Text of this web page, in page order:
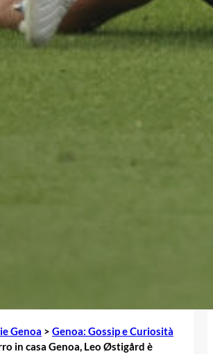
Genoa > Genoa: Gossip e Curiosità
in casa Genoa, Leo Østigård è